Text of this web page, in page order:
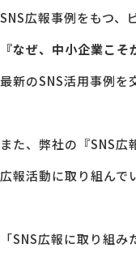
SNS広報事例をもつ、
『なぜ、中小企業こ
最新のSNS活用事例を
また、弊社の『SNS
広報活動に取り組んで
「SNS広報に取り組み